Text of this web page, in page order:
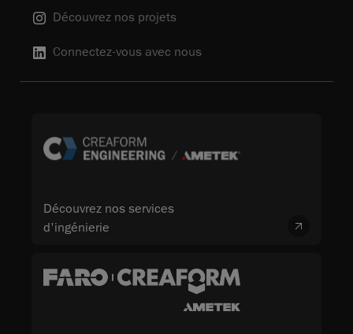
Découvrez nos projets
Connectez-vous avec nous
Découvrez nos services
d'ingénierie